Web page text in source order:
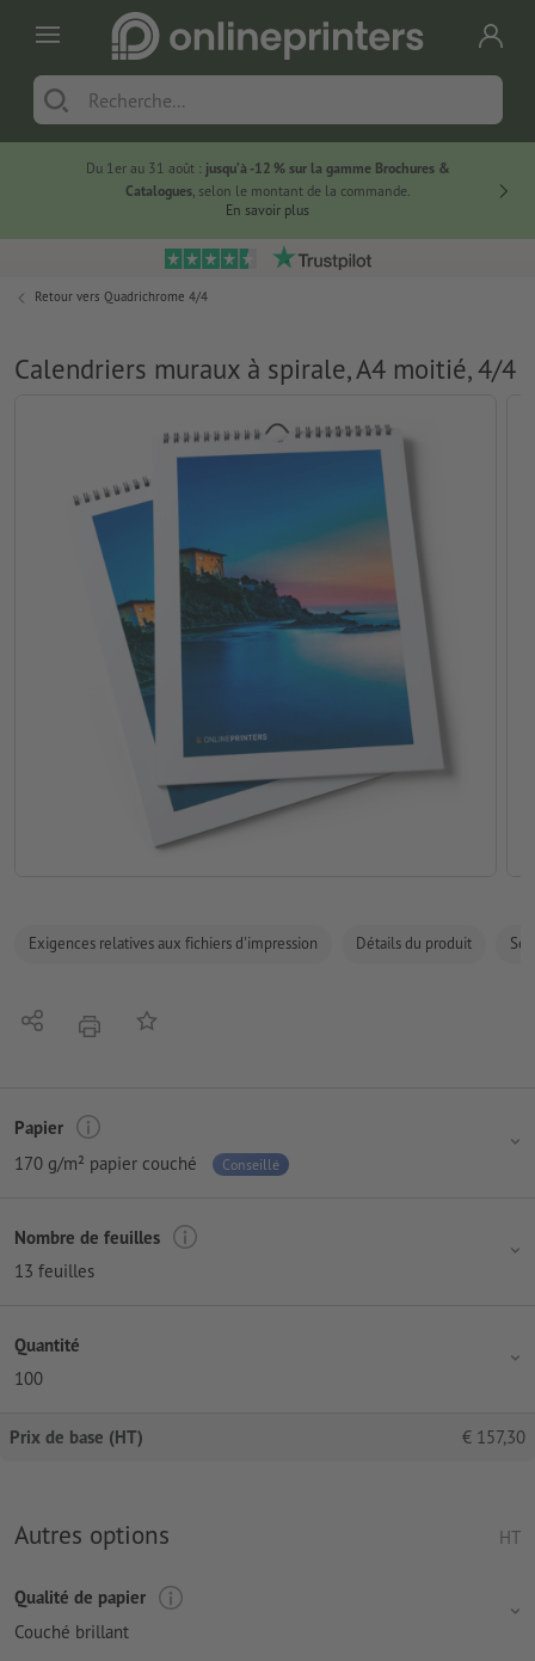
Du 1er au 31 août : jusqu’à -12 % sur la gamme Brochures &
Catalogues, selon le montant de la commande.
En savoir plus
Retour vers Quadrichrome 4/4
Calendriers muraux à spirale, A4 moitié, 4/4
Exigences relatives aux fichiers d'impression Détails du produit
PartagerimprimerAjouter à liste d'article
Papier
170 g/m² papier couché
Conseillé
Nombre de feuilles
13 feuilles
Quantité
100
Prix de base (HT) € 157,30
Autres options HT
Qualité de papier
Couché brillant